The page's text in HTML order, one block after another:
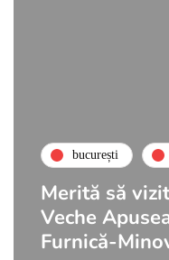
bucurești
Merită să
Veche
Furnică-